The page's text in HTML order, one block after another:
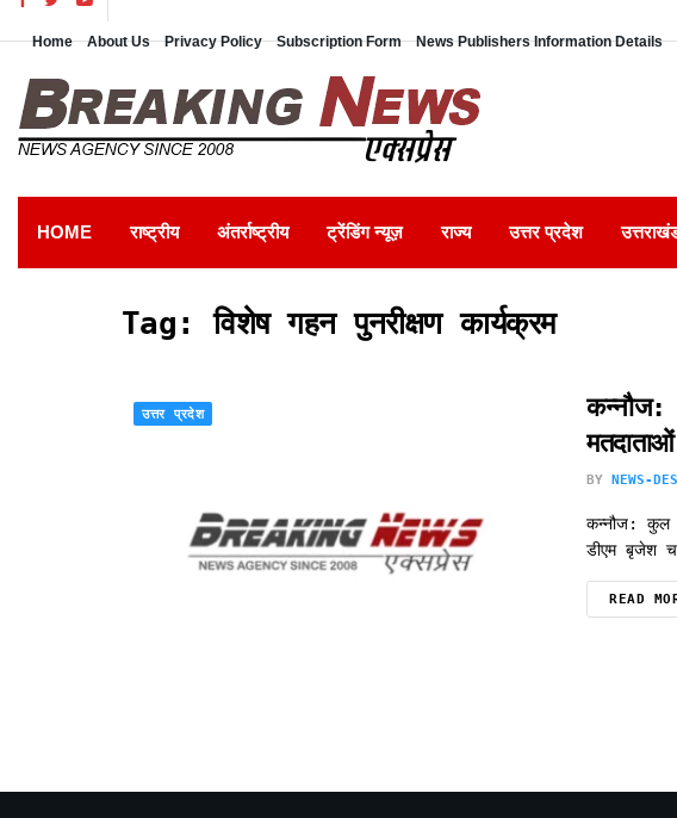
Home About Us Privacy Policy Subscription Form News Publishers Information Details
HOME राष्ट्रीय अंतर्राष्ट्रीय ट्रेंडिंग न्यूज़ राज्य उत्तर प्रदेश
Tag:विशेष गहन पुनरीक्षण कार्यक्रम
उत्तर प्रदेश
BY NEWS-
कन्नौज: कुल
डीएम बृजेश
READ